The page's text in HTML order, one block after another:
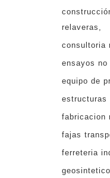
relaveras
consultoria
ensayos
equipo de
estructuras
fabricacion
fajas
ferreteria